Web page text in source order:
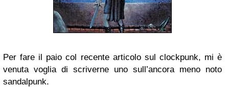
Per fare il paio col recente articolo sul clockpunk, mi è
venuta voglia di scriverne uno sull’ancora meno noto
sandalpunk.